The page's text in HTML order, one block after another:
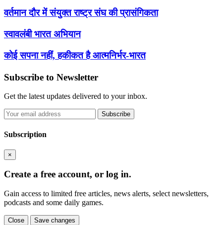
वर्तमान दौर में संयुक्त राष्ट्र संघ की प्रासंगिकता
स्वावलंबी भारत अभियान
कोई सपना नहीं, हकीकत है आत्मनिर्भर-भारत
Subscribe to Newsletter
Get the latest updates delivered to your inbox.
Subscribe
Subscription
×
Create a free account, or log in.
Gain access to limited free articles, news alerts, select newsletters,
podcasts and some daily games.
Close Save changes